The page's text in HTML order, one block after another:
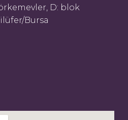
D: blok
Bursa